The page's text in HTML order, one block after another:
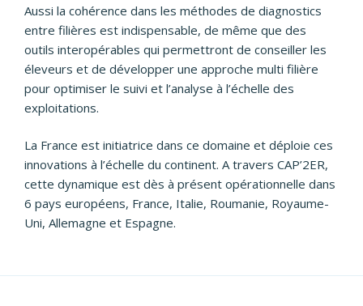
Aussi la cohérence dans les méthodes de diagnostics
entre filières est indispensable, de même que des
outils interopérables qui permettront de conseiller les
éleveurs et de développer une approche multi filière
pour optimiser le suivi et l’analyse à l’échelle des
exploitations.
La France est initiatrice dans ce domaine et déploie ces
innovations à l’échelle du continent. A travers CAP’2ER,
cette dynamique est dès à présent opérationnelle dans
6 pays européens, France, Italie, Roumanie, Royaume-
Uni, Allemagne et Espagne.